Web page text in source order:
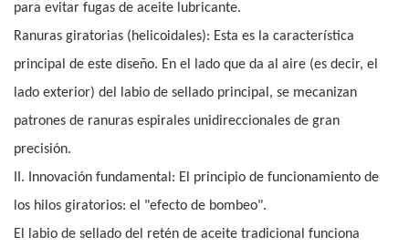
para evitar fugas de aceite lubricante.
Ranuras giratorias (helicoidales): Esta es la característica
principal de este diseño. En el lado que da al aire (es decir, el
lado exterior) del labio de sellado principal, se mecanizan
patrones de ranuras espirales unidireccionales de gran
precisión.
II. Innovación fundamental: El principio de funcionamiento de
los hilos giratorios: el "efecto de bombeo".
El labio de sellado del retén de aceite tradicional funciona